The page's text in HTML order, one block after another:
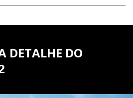
DETALHE DO